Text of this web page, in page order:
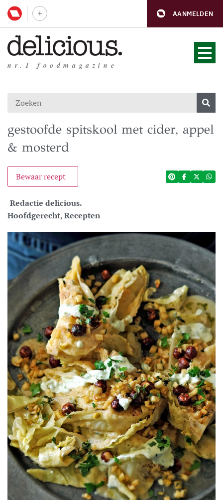
AANMELDEN
nr.1 foodmagazine
gestoofde spitskool met cider, appel
& mosterd
Bewaar recept
Redactie delicious.
Hoofdgerecht,Recepten